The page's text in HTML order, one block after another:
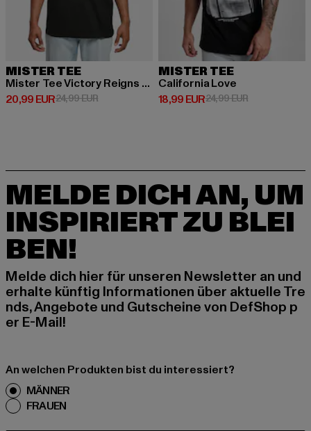
MISTER TEE
Mister Tee Victory Reigns Tee
20,99 EUR
Derzeitiger Preis: 20,99 EUR
24,99 EURAktionspreis: 24,99 EUR
MISTER TEE
California Love
18,99 EUR
Derzeitiger Preis: 18,99 EUR
24,99 EURAktionspreis:
MELDE DICH AN, UM
INSPIRIERT ZU BLEI
BEN!
Melde dich hier für unseren Newsletter an und
erhalte künftig Informationen über aktuelle Tre
nds, Angebote und Gutscheine von DefShop p
er E-Mail!
An welchen Produkten bist du interessiert?
MÄNNER
FRAUEN